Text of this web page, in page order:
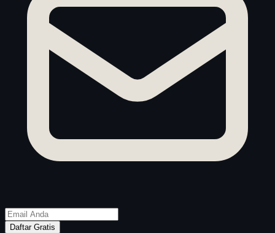
Daftar Gratis